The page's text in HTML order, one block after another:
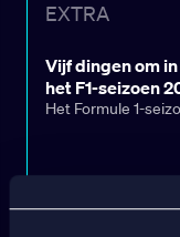
snelheden en zijn
Formula 1 en
rijder? Of de
EXTRA
Vijf dingen om
het F1-seizoen
Het Formule 1-
pakken.